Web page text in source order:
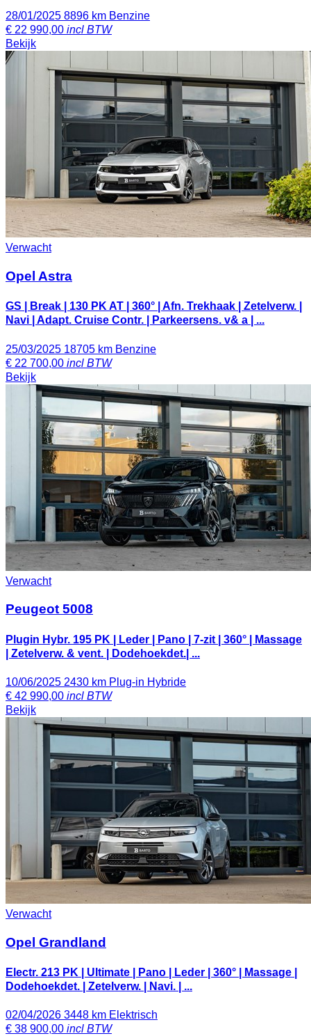
28/01/2025 8896 km Benzine
€ 22 990,00 incl BTW
Bekijk
Verwacht
Opel Astra
GS | Break | 130 PK AT | 360° | Afn. Trekhaak | Zetelverw. |
Navi | Adapt. Cruise Contr. | Parkeersens. v& a | ...
25/03/2025 18705 km Benzine
€ 22 700,00 incl BTW
Bekijk
Verwacht
Peugeot 5008
Plugin Hybr. 195 PK | Leder | Pano | 7-zit | 360° | Massage
| Zetelverw. & vent. | Dodehoekdet.| ...
10/06/2025 2430 km Plug-in Hybride
€ 42 990,00 incl BTW
Bekijk
Verwacht
Opel Grandland
Electr. 213 PK | Ultimate | Pano | Leder | 360° | Massage |
Dodehoekdet. | Zetelverw. | Navi. | ...
02/04/2026 3448 km Elektrisch
€ 38 900,00 incl BTW